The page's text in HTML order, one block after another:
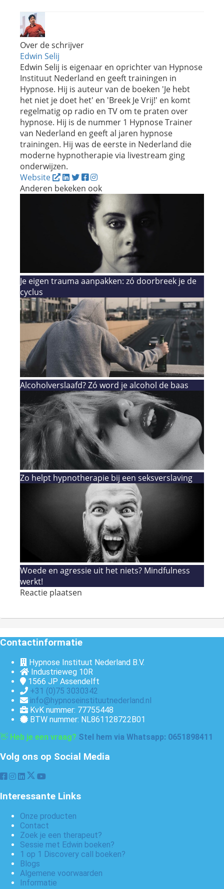
Over de schrijver
Edwin Selij
Edwin Selij is eigenaar en oprichter van Hypnose
Instituut Nederland en geeft trainingen in
Hypnose. Hij is auteur van de boeken 'Je hebt
het niet je doet het' en 'Breek Je Vrij!' en komt
regelmatig op radio en TV om te praten over
hypnose. Hij is de nummer 1 Hypnose Trainer
van Nederland en geeft al jaren hypnose
trainingen. Hij was de eerste in Nederland die
moderne hypnotherapie via livestream ging
onderwijzen.
Website
Anderen bekeken ook
Je eigen trauma aanpakken: zó doorbreek je de
cyclus
Alcoholverslaafd? Zó word je alcohol de baas
Zo helpt hypnotherapie bij een seksverslaving
Woede en agressie uit het niets? Mindfulness
werkt!
Reactie plaatsen
Contactinformatie
Hypnose Instituut Nederland B.V.
Industrieweg 10R
1566 JP Assendelft
+31 (0)75 3030342
info@hypnoseinstituutnederland.nl
KvK nummer: 77755448
BTW nummer: NL861128722B01
👋 Heb je een vraag? Stel hem via Whatsapp: 0651898411
Volg ons op Social Media
Interessante Links
Onze producten
Contact
Zoek je een therapeut?
Sessie met Edwin boeken?
1 op 1 Discovery call boeken?
Blogs
Algemene voorwaarden
Informatie